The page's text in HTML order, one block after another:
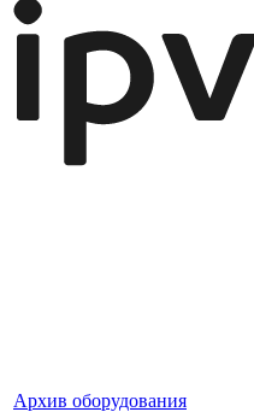
Архив оборудования